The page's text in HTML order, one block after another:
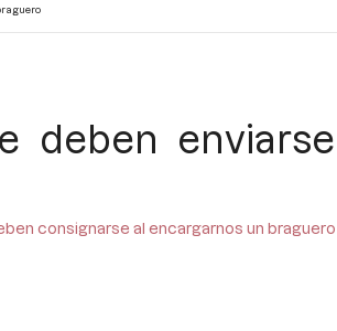
deben
consignarse al encargarnos un braguero